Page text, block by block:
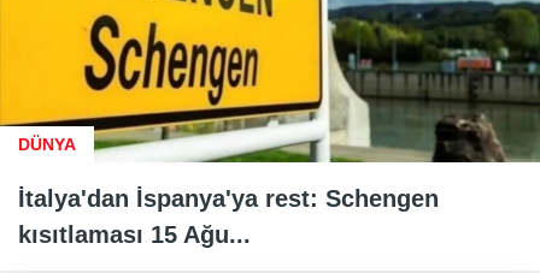
DÜNYA
İtalya'dan İspanya'ya rest: Schengen
kısıtlaması 15 Ağu...